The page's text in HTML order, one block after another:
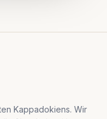
Kappadokiens. Wir